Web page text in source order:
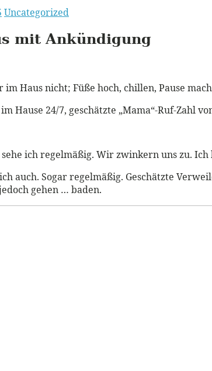
Uncategorized
mit Ankündigung
Haus nicht; Füße hoch, chillen, Pause
Hause 24/7, geschätzte „Mama“-Ruf-Zahl
ich regelmäßig. Wir zwinkern uns zu.
auch. Sogar regelmäßig. Geschätzte
gehen … baden.